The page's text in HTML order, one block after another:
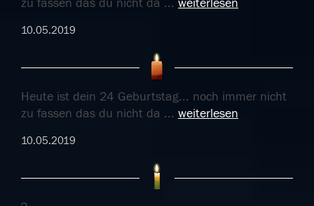
zu fassen das du nicht da ... weiterlesen
10.05.2019
Heute ist dein 24 Geburtstag... noch immer nicht
zu fassen das du nicht da ... weiterlesen
10.05.2019